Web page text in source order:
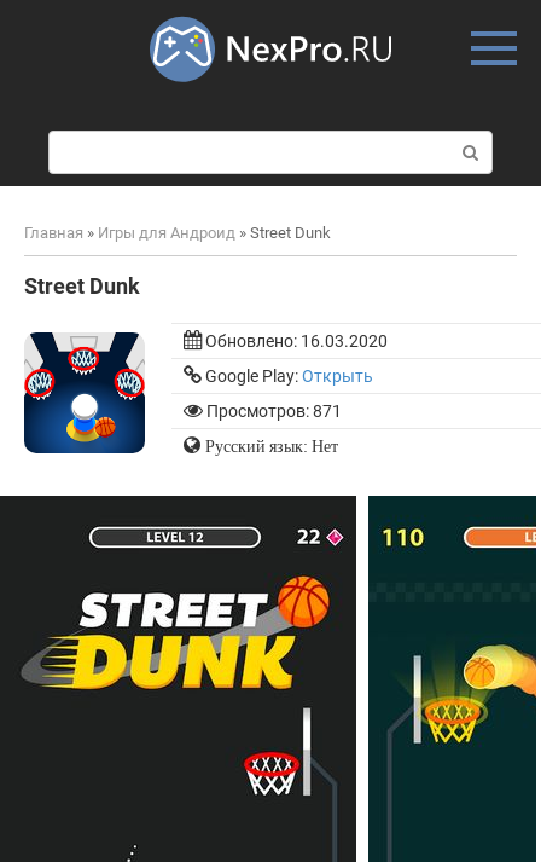
о
и
к
Главная » Игры для Андроид » Street Dunk
Street Dunk
Обновлено: 16.03.2020
Google Play:Открыть
Просмотров: 871
Русский язык: Нет